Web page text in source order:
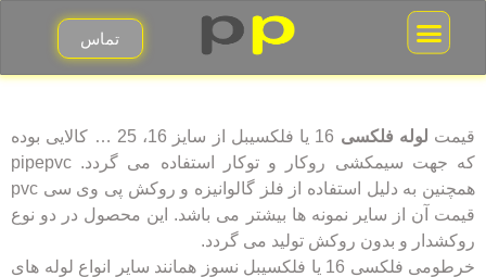
تماس
قیمت لوله فلکسی
16 یا فلکسیبل از سایز 16، 25 … کالایی بوده
که جهت سیمکشی روکار و توکار استفاده می گردد. pipepvc
همچنین به دلیل استفاده از فلز گالوانیزه و روکش پی وی سی pvc
قیمت آن از سایر نمونه ها بیشتر می باشد. این محصول در دو نوع
روکشدار و بدون روکش تولید می گردد.
خرطومی فلکسی 16 یا فلکسیبل نسوز همانند سایر انواع لوله های